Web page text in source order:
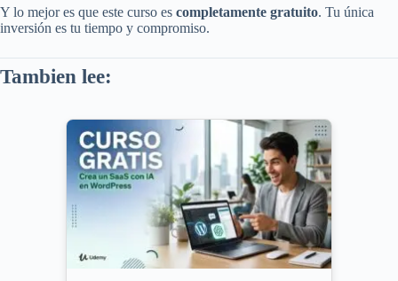
Y lo mejor es que este curso es completamente gratuito. Tu única
inversión es tu tiempo y compromiso.
Tambien lee: